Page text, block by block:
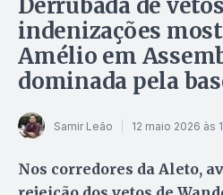
Derrubada de
indenizações
Amélio em
dominada pela
Samir Leão 12 maio 2026 às
Nos corredores da Aleto,